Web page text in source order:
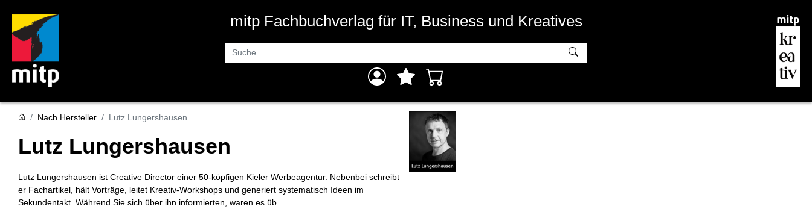
mitp Fachbuchverlag für IT, Business und Kreatives
Suche
Nach Hersteller Lutz Lungershausen
Lutz Lungershausen
Lutz Lungershausen ist Creative Director einer 50-köpfigen Kieler Werbeagentur. Nebenbei schreibt
er Fachartikel, hält Vorträge, leitet Kreativ-Workshops und generiert systematisch Ideen im
Sekundentakt. Während Sie sich über ihn informierten, waren es üb